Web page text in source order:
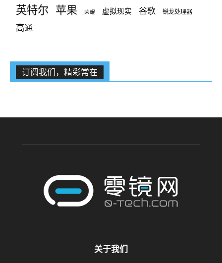
英特尔 苹果 荣耀 虚拟现实 谷歌 锐龙处理器
高通
订阅我们，精彩常在
关于我们